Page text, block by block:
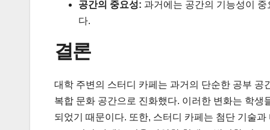
공간의 중요성: 과거에는 공간의 기능성이
다.
결론
대학 주변의 스터디 카페는 과거의 단순한 공부
복합 문화 공간으로 진화했다. 이러한 변화는 학
되었기 때문이다. 또한, 스터디 카페는 첨단 기술